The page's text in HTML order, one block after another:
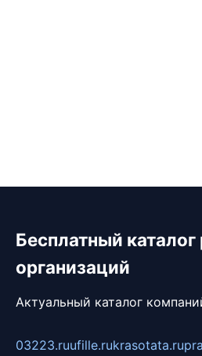
Бесплатный
организаций
Актуальный каталог
03223.ruufille.rukrasotata.ru